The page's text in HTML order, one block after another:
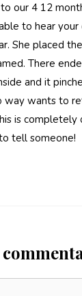
our 4 12
to hear
She placed
There
and it
way wants to
is completely
tell someone!